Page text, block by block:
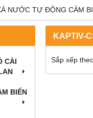
NƯỚC TỰ ĐỘNG CẢM
CÀI
BIẾN
KAPTIV-
Sắp xếp